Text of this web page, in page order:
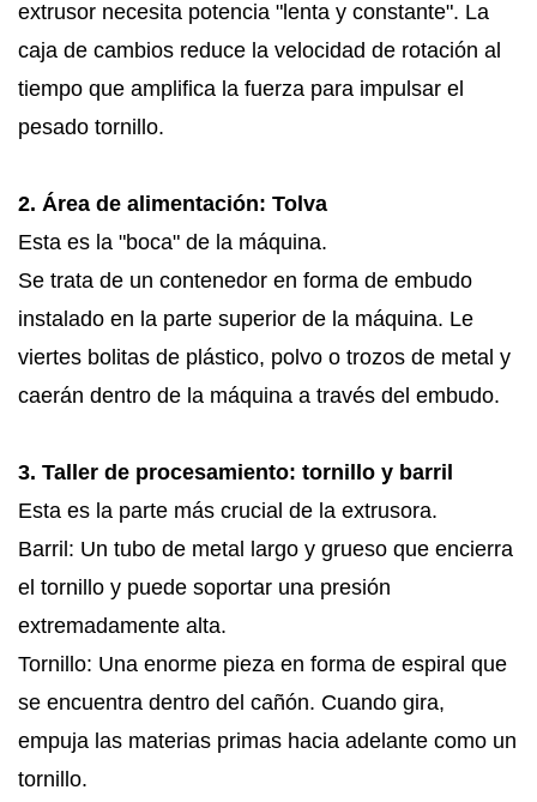
extrusor necesita potencia "lenta y constante". La
caja de cambios reduce la velocidad de rotación al
tiempo que amplifica la fuerza para impulsar el
pesado tornillo.
2. Área de alimentación: Tolva
Esta es la "boca" de la máquina.
Se trata de un contenedor en forma de embudo
instalado en la parte superior de la máquina. Le
viertes bolitas de plástico, polvo o trozos de metal y
caerán dentro de la máquina a través del embudo.
3. Taller de procesamiento: tornillo y barril
Esta es la parte más crucial de la extrusora.
Barril: Un tubo de metal largo y grueso que encierra
el tornillo y puede soportar una presión
extremadamente alta.
Tornillo: Una enorme pieza en forma de espiral que
se encuentra dentro del cañón. Cuando gira,
empuja las materias primas hacia adelante como un
tornillo.